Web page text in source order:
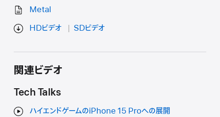
Metal
HDビデオ
SDビデオ
関連ビデオ
Tech Talks
ハイエンドゲームのiPhone 15 Proへの展開